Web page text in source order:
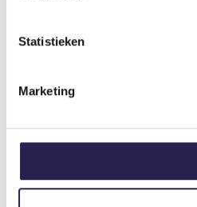
Statistieken
Marketing